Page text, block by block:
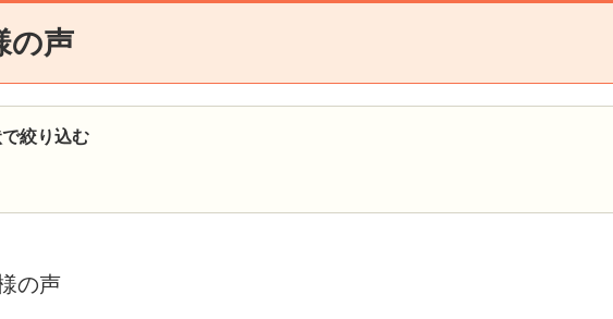
の声
絞り込む
の声